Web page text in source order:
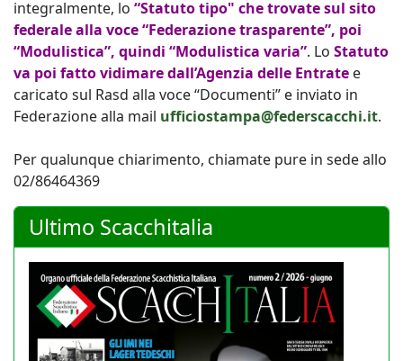
integralmente, lo “Statuto tipo" che trovate sul sito
federale alla voce “Federazione trasparente”, poi
“Modulistica”, quindi “Modulistica varia”. Lo Statuto
va poi fatto vidimare dall’Agenzia delle Entrate e
caricato sul Rasd alla voce “Documenti” e inviato in
Federazione alla mail ufficiostampa@federscacchi.it.
Per qualunque chiarimento, chiamate pure in sede allo
02/86464369
Ultimo Scacchitalia